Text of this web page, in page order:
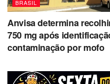
BRASIL
Anvisa determina
750 mg após
contaminação por mofo